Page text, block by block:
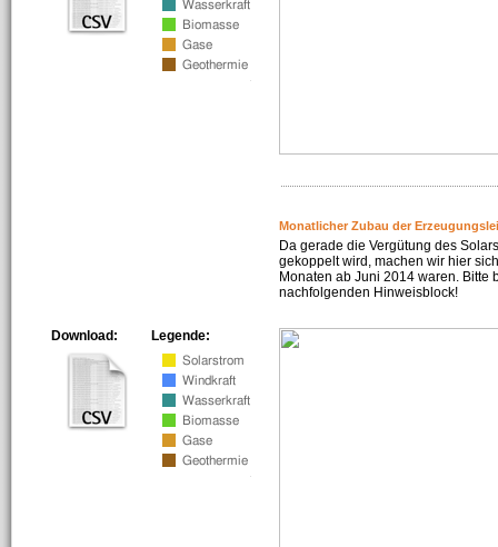
Monatlicher Zubau der
Da gerade die Vergütung des
gekoppelt wird, machen wir hier
Monaten ab Juni 2014 waren. Bitte
nachfolgenden Hinweisblock!
Legende:
Download: